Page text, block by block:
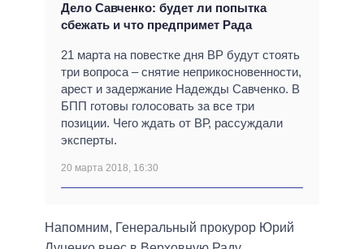
Дело Савченко: будет ли попытка
сбежать и что предпримет Рада
21 марта на повестке дня ВР будут стоять
три вопроса – снятие неприкосновенности,
арест и задержание Надежды Савченко. В
БПП готовы голосовать за все три
позиции. Чего ждать от ВР, рассуждали
эксперты.
20 марта 2018, 16:30
Напомним, Генеральный прокурор Юрий